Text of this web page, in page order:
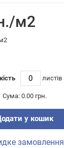
м2
листiв
Сума: 0.00 грн.
у кошик
замовлення